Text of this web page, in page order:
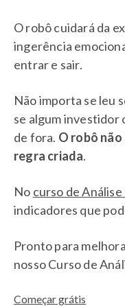
O robô cuidará da
ingerência
entrar e sair.
Não importa se leu
se algum investidor
de fora. O robô não
regra criada.
No curso de Análise
indicadores que
Pronto para
nosso Curso de
Começar grátis